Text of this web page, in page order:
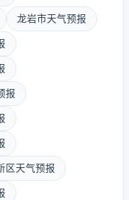
龙岩市天气预报
报
区天气预报